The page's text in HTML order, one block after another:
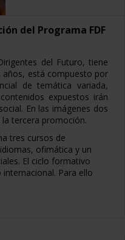
del Programa FDF
del Futuro, tiene
años, está compuesto por
de temática variada,
expuestos irán
En las imágenes dos
tercera promoción.
tres cursos de
ofimática y un
El ciclo formativo
Para ello